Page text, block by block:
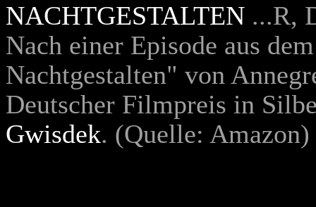
NACHTGESTALTEN ...R,
Nach einer Episode aus
Nachtgestalten" von
Deutscher Filmpreis in
Gwisdek. (Quelle: Amazon)